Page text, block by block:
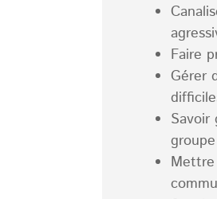
Faire
Gérer
Savoir